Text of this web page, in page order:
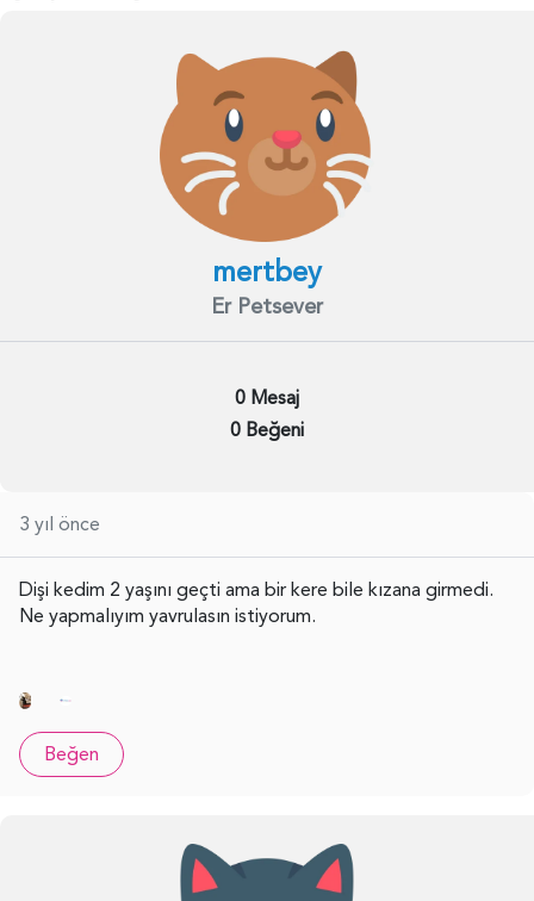
mertbey
Er Petsever
0 Mesaj
0 Beğeni
3 yıl önce
Dişi kedim 2 yaşını geçti ama bir kere bile kızana girmedi.
Ne yapmalıyım yavrulasın istiyorum.
Beğen